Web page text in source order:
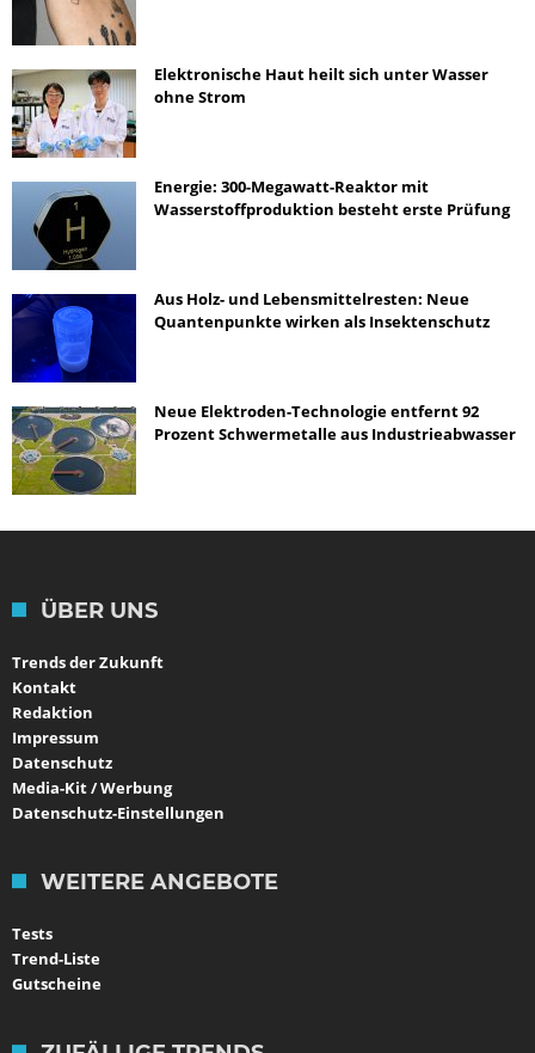
Elektronische Haut heilt sich unter Wasser
ohne Strom
Energie: 300-Megawatt-Reaktor mit
Wasserstoffproduktion besteht erste Prüfung
Aus Holz- und Lebensmittelresten: Neue
Quantenpunkte wirken als Insektenschutz
Neue Elektroden-Technologie entfernt 92
Prozent Schwermetalle aus Industrieabwasser
ÜBER UNS
Trends der Zukunft
Kontakt
Redaktion
Impressum
Datenschutz
Media-Kit / Werbung
Datenschutz-Einstellungen
WEITERE ANGEBOTE
Tests
Trend-Liste
Gutscheine